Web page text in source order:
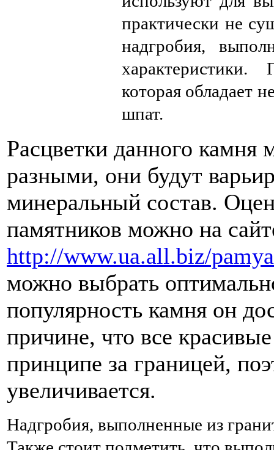
практически не
надгробия,
характеристики.
которая обладает
шпат.
Расцветки данного камня
разными, они будут
минеральный состав.
памятников можно на
http://www.ua.all.biz/
можно выбрать
популярность камня он
причине, что все
принципе за границей,
увеличивается.
Надгробия, выполненные из